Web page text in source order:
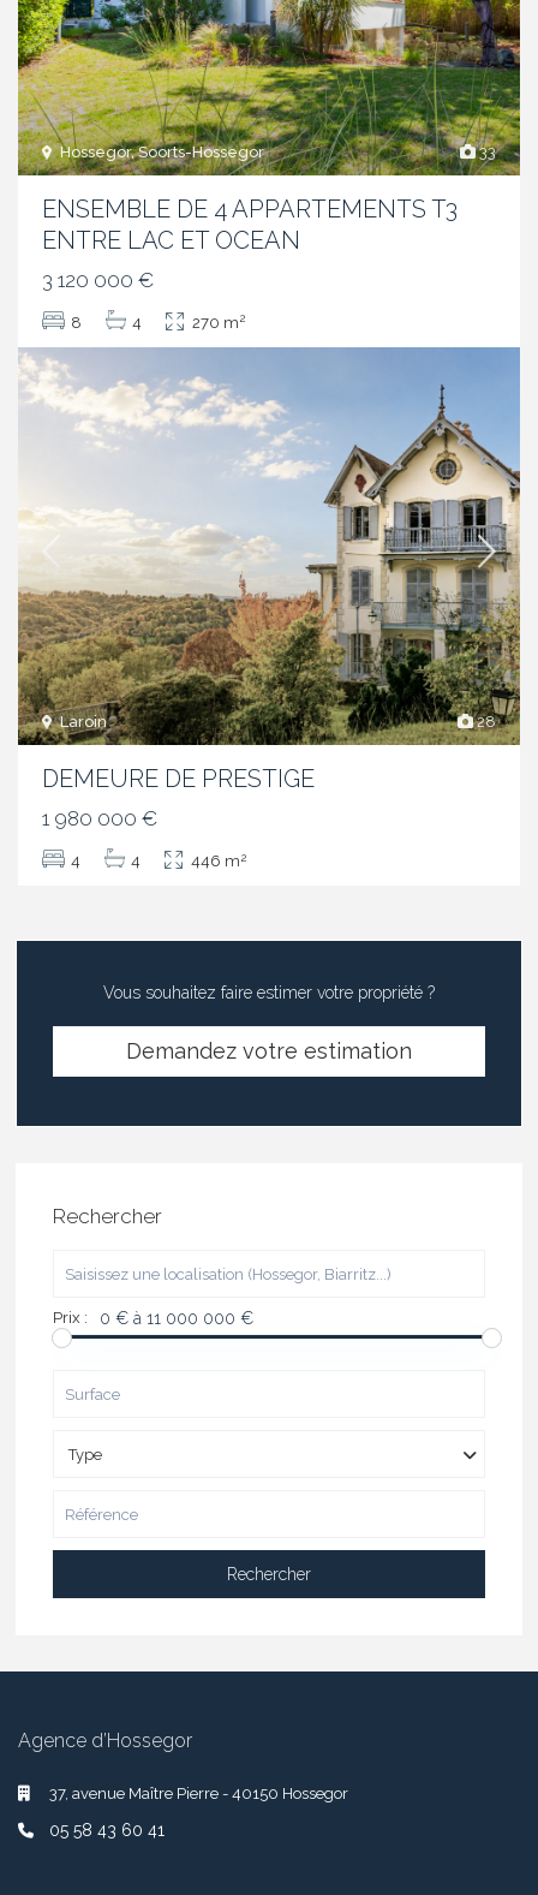
33
Hossegor, Soorts-Hossegor
ENSEMBLE DE 4 APPARTEMENTS T3
ENTRE LAC ET OCEAN
3 120 000 €
8 4 270 m2
28
Laroin
DEMEURE DE PRESTIGE
1 980 000 €
4 4 446 m2
Vous souhaitez faire estimer votre propriété ?
Demandez votre estimation
Rechercher
Prix : 0 € à 11 000 000 €
Type
Rechercher
Agence d’Hossegor
37, avenue Maître Pierre - 40150 Hossegor
05 58 43 60 41